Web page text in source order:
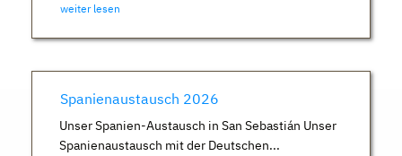
weiter lesen
Spanienaustausch 2026
Unser Spanien-Austausch in San Sebastián Unser
Spanienaustausch mit der Deutschen...